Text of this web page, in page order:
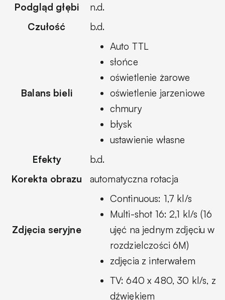
Podgląd głębi
n.d.
Czułość
b.d.
Balans bieli
Auto TTL
słońce
oświetlenie żarowe
oświetlenie jarzeniowe
chmury
błysk
ustawienie własne
Efekty
b.d.
Korekta obrazu
automatyczna rotacja
Zdjęcia seryjne
Continuous: 1,7 kl/s
Multi-shot 16: 2,1 kl/s (16
ujęć na jednym zdjęciu w
rozdzielczości 6M)
zdjęcia z interwałem
TV: 640 x 480, 30 kl/s, z
dźwiękiem